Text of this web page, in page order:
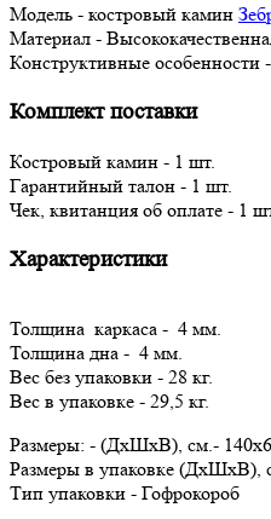
Модель - костровый камин
Материал -
Конструктивные особенности
Комплект поставки
Костровый камин - 1 шт.
Гарантийный талон - 1 шт.
Чек, квитанция об оплате - 1
Характеристики
Толщина каркаса - 4 мм.
Толщина дна - 4 мм.
Вес без упаковки - 28 кг.
Вес в упаковке - 29,5 кг.
Размеры: - (ДxШxВ), см.-
Размеры в упаковке (ДxШxВ),
Тип упаковки - Гофрокороб